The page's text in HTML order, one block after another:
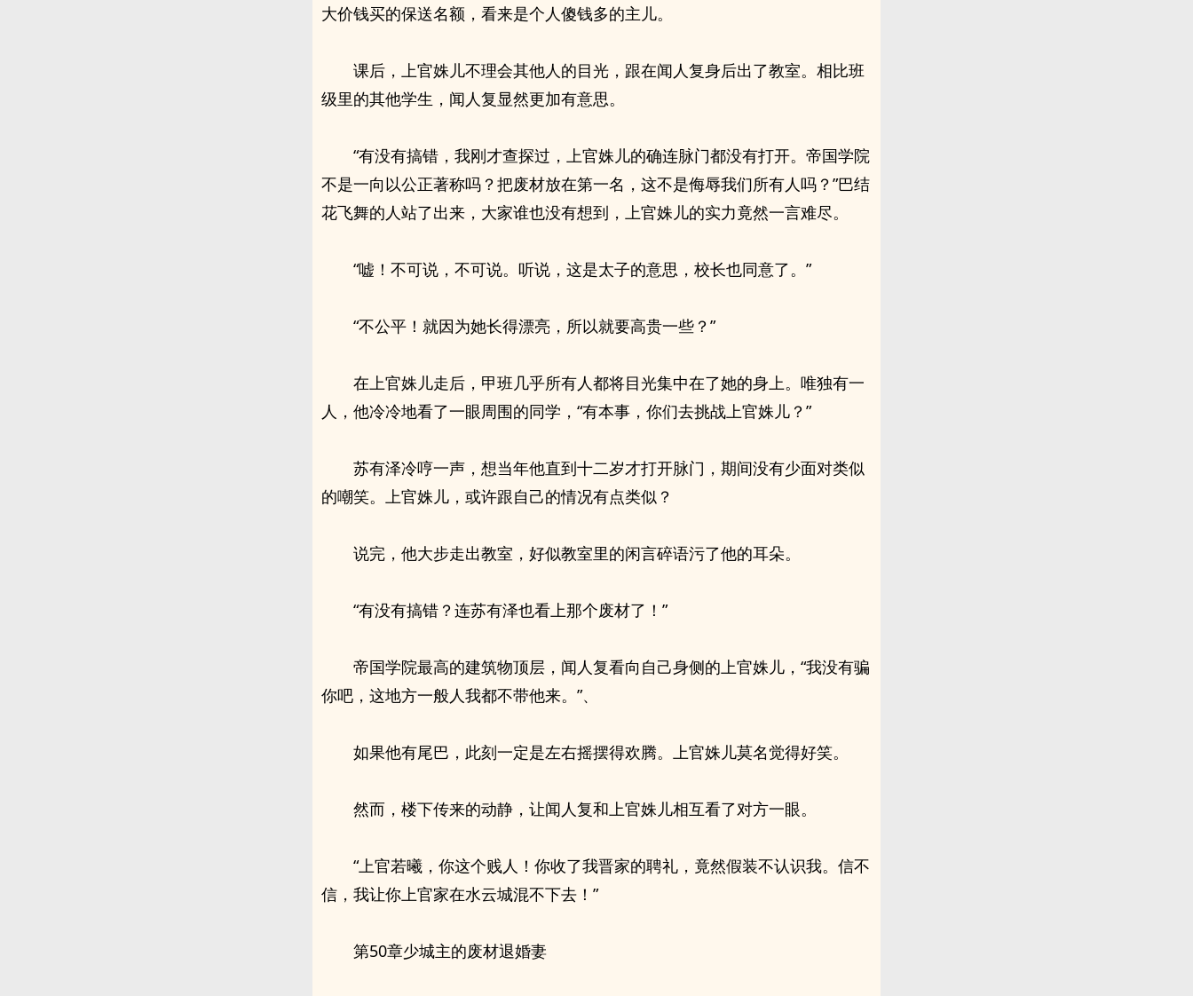
大价钱买的保送名额，看来是个人傻钱多的主儿。
课后，上官姝儿不理会其他人的目光，跟在闻人复身后出了教室。相比班
级里的其他学生，闻人复显然更加有意思。
“有没有搞错，我刚才查探过，上官姝儿的确连脉门都没有打开。帝国学院
不是一向以公正著称吗？把废材放在第一名，这不是侮辱我们所有人吗？”巴结
花飞舞的人站了出来，大家谁也没有想到，上官姝儿的实力竟然一言难尽。
“嘘！不可说，不可说。听说，这是太子的意思，校长也同意了。”
“不公平！就因为她长得漂亮，所以就要高贵一些？”
在上官姝儿走后，甲班几乎所有人都将目光集中在了她的身上。唯独有一
人，他冷冷地看了一眼周围的同学，“有本事，你们去挑战上官姝儿？”
苏有泽冷哼一声，想当年他直到十二岁才打开脉门，期间没有少面对类似
的嘲笑。上官姝儿，或许跟自己的情况有点类似？
说完，他大步走出教室，好似教室里的闲言碎语污了他的耳朵。
“有没有搞错？连苏有泽也看上那个废材了！”
帝国学院最高的建筑物顶层，闻人复看向自己身侧的上官姝儿，“我没有骗
你吧，这地方一般人我都不带他来。”、
如果他有尾巴，此刻一定是左右摇摆得欢腾。上官姝儿莫名觉得好笑。
然而，楼下传来的动静，让闻人复和上官姝儿相互看了对方一眼。
“上官若曦，你这个贱人！你收了我晋家的聘礼，竟然假装不认识我。信不
信，我让你上官家在水云城混不下去！”
第50章少城主的废材退婚妻